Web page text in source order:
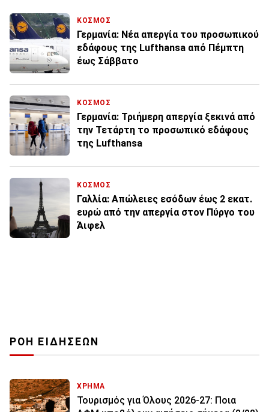
ΚΟΣΜΟΣ
Γερμανία: Νέα απεργία του προσωπικού
εδάφους της Lufthansa από Πέμπτη
έως Σάββατο
ΚΟΣΜΟΣ
Γερμανία: Τριήμερη απεργία ξεκινά από
την Τετάρτη το προσωπικό εδάφους
της Lufthansa
ΚΟΣΜΟΣ
Γαλλία: Απώλειες εσόδων έως 2 εκατ.
ευρώ από την απεργία στον Πύργο του
Άιφελ
ΡΟΗ ΕΙΔΗΣΕΩΝ
ΧΡΗΜΑ
Τουρισμός για Όλους 2026-27: Ποια